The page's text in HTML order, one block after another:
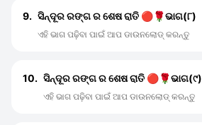
9. ସିନ୍ଦୂର ରଙ୍ଗ ର ଶେଷ ରାତି 🔴🌹ଭାଗ(୮)
ଏହି ଭାଗ ପଢ଼ିବା ପାଇଁ ଆପ ଡାଉନଲୋଡ୍ କରନ୍ତୁ
10. ସିନ୍ଦୂର ରଙ୍ଗ ର ଶେଷ ରାତି 🔴🌹ଭାଗ(୯)
ଏହି ଭାଗ ପଢ଼ିବା ପାଇଁ ଆପ ଡାଉନଲୋଡ୍ କରନ୍ତୁ